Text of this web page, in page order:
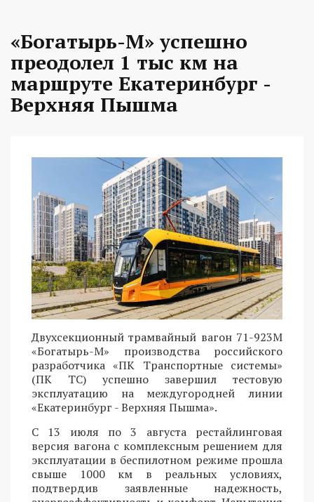
«Богатырь-М» успешно
преодолел 1 тыс км на
маршруте Екатеринбург -
Верхняя Пышма
Двухсекционный трамвайный вагон 71-923М
«Богатырь-М» производства российского
разработчика «ПК Транспортные системы»
(ПК ТС) успешно завершил тестовую
эксплуатацию на междугородней линии
«Екатеринбург - Верхняя Пышма».
С 13 июля по 3 августа рестайлинговая
версия вагона с комплексным решением для
эксплуатации в беспилотном режиме прошла
свыше 1000 км в реальных условиях,
подтвердив заявленные надежность,